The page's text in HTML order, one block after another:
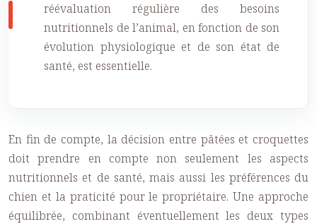
réévaluation régulière des besoins
nutritionnels de l’animal, en fonction de son
évolution physiologique et de son état de
santé, est essentielle.
En fin de compte, la décision entre pâtées et croquettes
doit prendre en compte non seulement les aspects
nutritionnels et de santé, mais aussi les préférences du
chien et la praticité pour le propriétaire. Une approche
équilibrée, combinant éventuellement les deux types